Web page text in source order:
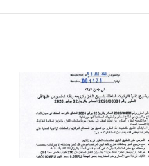
على مناطق في ولاية